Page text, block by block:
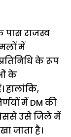
पास राजस्व
में
के रूप
के
हालांकि,
में DM की
उसे जिले में
जाता है।